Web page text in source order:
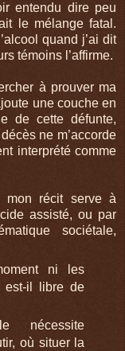
entendu dire peu
le mélange fatal.
quand j’ai dit
témoins l’affirme.
à prouver ma
une couche en
de cette défunte,
ne m’accorde
interprété comme
mon récit serve à
assisté, ou par
sociétale,
ni les
est-il libre de
nécessite
où situer la